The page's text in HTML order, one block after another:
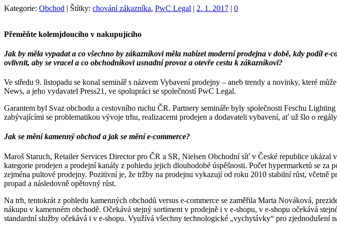
Kategorie: Obchod | Štítky: chování zákazníka, PwC Legal | 2. 1. 2017 | 0
Přeměňte kolemjdoucího v nakupujícího
Jak by měla vypadat a co všechno by zákazníkovi měla nabízet moderní prodejna v době, kdy podíl
ovlivnit, aby se vracel a co obchodníkovi usnadní provoz a otevře cestu k zákazníkovi?
Ve středu 9. listopadu se konal seminář s názvem Vybavení prodejny – aneb trendy a novinky, které
News, a jeho vydavatel Press21, ve spolupráci se společností PwC Legal.
Garantem byl Svaz obchodu a cestovního ruchu ČR. Partnery semináře byly společnosti Feschu
zabývajícími se problematikou vývoje trhu, realizacemi prodejen a dodavateli vybavení, ať už šlo o
Jak se mění kamenný obchod a jak se mění e-commerce?
Maroš Staruch, Retailer Services Director pro ČR a SR, Nielsen Obchodní síť v České republice
kategorie prodejen a prodejní kanály z pohledu jejich dlouhodobé úspěšnosti. Počet hypermarketů se
zejména pultové prodejny. Pozitivní je, že tržby na prodejnu vykazují od roku 2010 stabilní růst,
propad a následovně opětovný růst.
Na trh, tentokrát z pohledu kamenných obchodů versus e-commerce se zaměřila Marta Nováková,
nákupu v kamenném obchodě. Očekává stejný sortiment v prodejně i v e-shopu, v e-shopu očekává
standardní služby očekává i v e-shopu. Využívá všechny technologické „vychytávky“ pro zjednodušení